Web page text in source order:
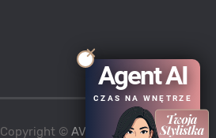
Copyright © AVT 2021
Agent AI
CZAS NA WNĘTRZE